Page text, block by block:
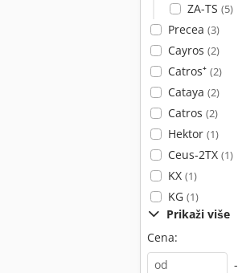
ZA-TS (5)
Precea (3)
Cayros (2)
Catros⁺ (2)
Cataya (2)
Catros (2)
Hektor (1)
Ceus-2TX (1)
KX (1)
KG (1)
Prikaži više
Cena:
-